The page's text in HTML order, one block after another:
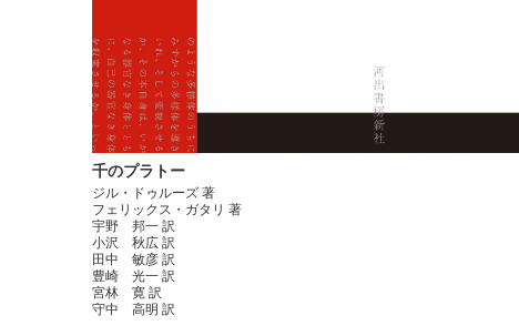
千のプラトー
ジル・ドゥルーズ 著
フェリックス・ガタリ 著
宇野 邦一 訳
小沢 秋広 訳
田中 敏彦 訳
豊崎 光一 訳
宮林 寛 訳
守中 高明 訳